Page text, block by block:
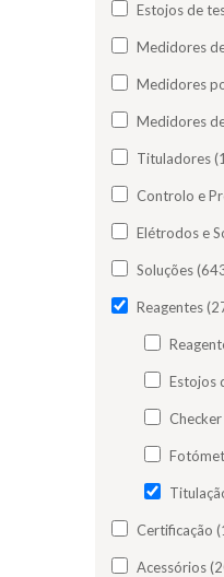
Estojos de
Medidores
Medidores
Medidores
Tituladores
Controlo e
Elétrodos e
Soluções
Reagentes
Estojos
Certificação
Acessórios